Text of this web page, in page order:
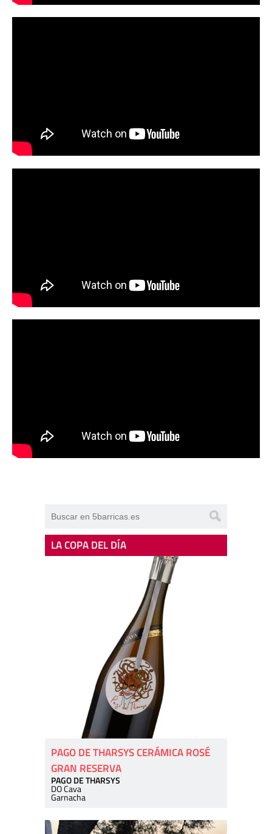
LA COPA DEL DÍA
PAGO DE THARSYS CERÁMICA ROSÉ
GRAN RESERVA
PAGO DE THARSYS
DO Cava
Garnacha